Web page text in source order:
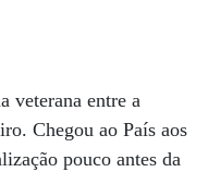
veterana entre a
Chegou ao País aos
pouco antes da